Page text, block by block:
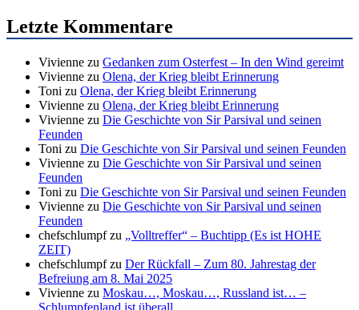
Letzte Kommentare
Vivienne zu Gedanken zum Osterfest – In den Wind gereimt
Vivienne zu Olena, der Krieg bleibt Erinnerung
Toni zu Olena, der Krieg bleibt Erinnerung
Vivienne zu Olena, der Krieg bleibt Erinnerung
Vivienne zu Die Geschichte von Sir Parsival und seinen
Feunden
Toni zu Die Geschichte von Sir Parsival und seinen Feunden
Vivienne zu Die Geschichte von Sir Parsival und seinen
Feunden
Toni zu Die Geschichte von Sir Parsival und seinen Feunden
Vivienne zu Die Geschichte von Sir Parsival und seinen
Feunden
chefschlumpfzu „Volltreffer“ – Buchtipp (Es ist HOHE
ZEIT)
chefschlumpfzu Der Rückfall – Zum 80. Jahrestag der
Befreiung am 8. Mai 2025
Vivienne zu Moskau…, Moskau…, Russland ist… –
Schlumpfenland ist überall